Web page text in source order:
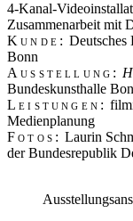
4-Kanal-
Zusammenarbeit mit
Kunde: Deutsches
Bonn
Ausstellung:
Bundeskunsthalle
Leistungen:
Medienplanung
Fotos: Laurin
der Bundesrepublik